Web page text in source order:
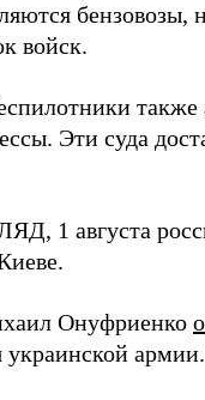
бензовозы,
войск.
также
Эти суда
1 августа
Онуфриенко
украинской армии.